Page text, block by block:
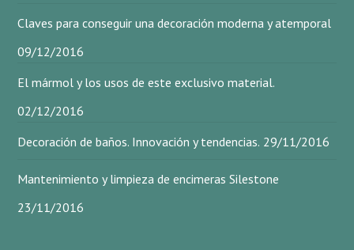
Claves para conseguir una decoración moderna y atemporal
09/12/2016
El mármol y los usos de este exclusivo material.
02/12/2016
Decoración de baños. Innovación y tendencias. 29/11/2016
Mantenimiento y limpieza de encimeras Silestone
23/11/2016